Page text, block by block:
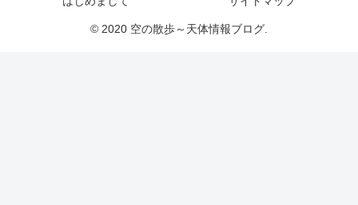
© 2020 空の散歩～天体情報ブログ.